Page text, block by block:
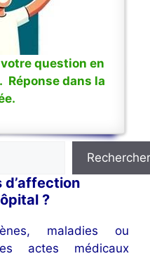
question en
dans la
Rechercher
d’affection
?
maladies ou
actes médicaux